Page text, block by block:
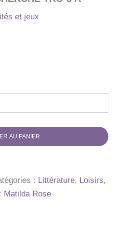
et jeux
AU PANIER
: Littérature, Loisirs,
Matilda Rose